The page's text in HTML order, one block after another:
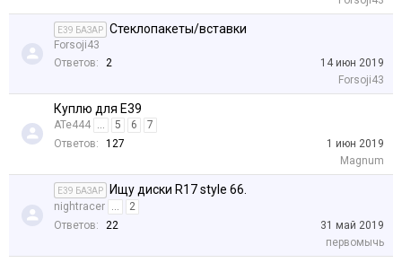
E39 БАЗАР Стеклопакеты/вставки
Forsoji43
Ответов:
2
14 июн 2019
Forsoji43
Куплю для E39
ATe444 ... 5 6
7
Ответов:
127
1 июн 2019
Magnum
E39 БАЗАР Ищу диски R17 style 66.
nightracer ...
2
Ответов:
22
31 май 2019
первомычь